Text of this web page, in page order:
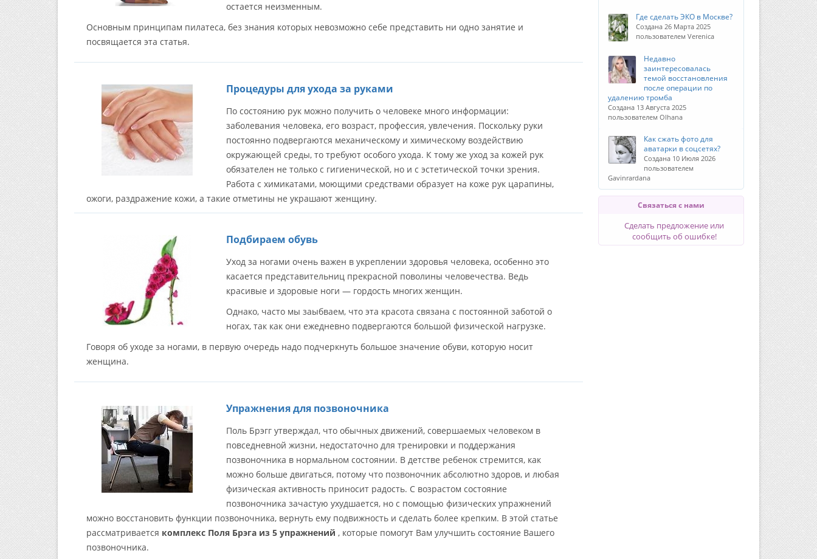
остается неизменным.
Основным принципам пилатеса, без знания которых невозможно себе представить ни одно занятие и
посвящается эта статья.
Процедуры для ухода за руками
По состоянию рук можно получить о человеке много информации:
заболевания человека, его возраст, профессия, увлечения. Поскольку руки
постоянно подвергаются механическому и химическому воздействию
окружающей среды, то требуют особого ухода. К тому же уход за кожей рук
обязателен не только с гигиенической, но и с эстетической точки зрения.
Работа с химикатами, моющими средствами образует на коже рук царапины,
ожоги, раздражение кожи, а такие отметины не украшают женщину.
Подбираем обувь
Уход за ногами очень важен в укреплении здоровья человека, особенно это
касается представительниц прекрасной поволины человечества. Ведь
красивые и здоровые ноги — гордость многих женщин.
Однако, часто мы заыбваем, что эта красота связана с постоянной заботой о
ногах, так как они ежедневно подвергаются большой физической нагрузке.
Говоря об уходе за ногами, в первую очередь надо подчеркнуть большое значение обуви, которую носит
женщина.
Упражнения для позвоночника
Поль Брэгг утверждал, что обычных движений, совершаемых человеком в
повседневной жизни, недостаточно для тренировки и поддержания
позвоночника в нормальном состоянии. В детстве ребенок стремится, как
можно больше двигаться, потому что позвоночник абсолютно здоров, и любая
физическая активность приносит радость. С возрастом состояние
позвоночника зачастую ухудшается, но с помощью физических упражнений
можно восстановить функции позвоночника, вернуть ему подвижность и сделать более крепким. В этой статье
рассматривается комплекс Поля Брэга из 5 упражнений , которые помогут Вам улучшить состояние Вашего
позвоночника.
Где сделать ЭКО в Москве?
Создана 26 Марта 2025
пользователем Verenica
Недавно
заинтересовалась
темой восстановления
после операции по
удалению тромба
Создана 13 Августа 2025
пользователем Olhana
Как сжать фото для
аватарки в соцсетях?
Создана 10 Июля 2026
пользователем
Gavinrardana
Связаться с нами
Сделать предложение или
сообщить об ошибке!